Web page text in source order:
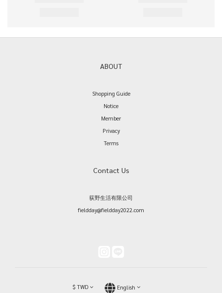
ABOUT
Shopping Guide
Notice
Member
Privacy
Terms
Contact Us
荻野生活有限公司
fieldday@fieldday2022.com
$ TWD English